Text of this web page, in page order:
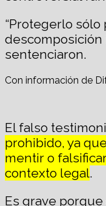
“Protegerlo
descomposición
sentenciaron.
Con información de
El falso
prohibido, ya
mentir o
contexto legal.
Es grave